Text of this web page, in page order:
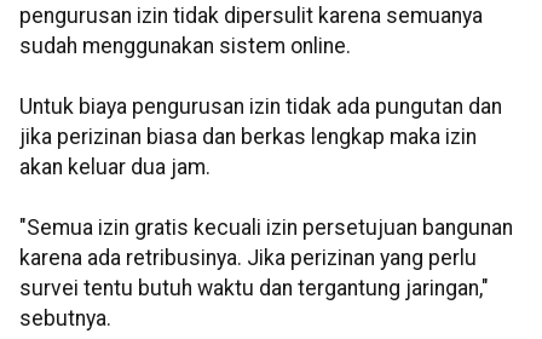
pengurusan izin tidak dipersulit karena semuanya
sudah menggunakan sistem online.
Untuk biaya pengurusan izin tidak ada pungutan dan
jika perizinan biasa dan berkas lengkap maka izin
akan keluar dua jam.
"Semua izin gratis kecuali izin persetujuan bangunan
karena ada retribusinya. Jika perizinan yang perlu
survei tentu butuh waktu dan tergantung jaringan,"
sebutnya.